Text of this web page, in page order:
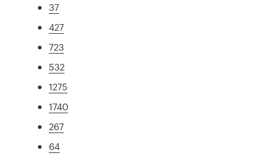
37
427
723
532
1275
1740
267
64